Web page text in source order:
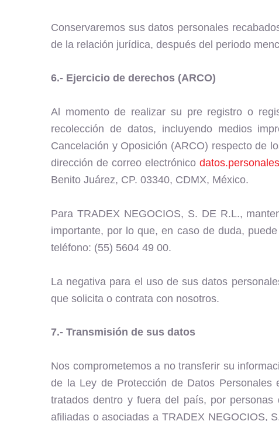
Conservaremos sus datos personales
de la relación jurídica, después del periodo
6.- Ejercicio de derechos (ARCO)
Al momento de realizar su pre registro o
recolección de datos, incluyendo medios
Cancelación y Oposición (ARCO) respecto de
dirección de correo electrónico
Benito Juárez, CP. 03340, CDMX, México.
Para TRADEX NEGOCIOS, S. DE R.L.,
importante, por lo que, en caso de duda,
teléfono: (55) 5604 49 00.
La negativa para el uso de sus datos
que solicita o contrata con nosotros.
7.- Transmisión de sus datos
Nos comprometemos a no transferir su
de la Ley de Protección de Datos
tratados dentro y fuera del país, por
afiliadas o asociadas a TRADEX NEGOCIOS,